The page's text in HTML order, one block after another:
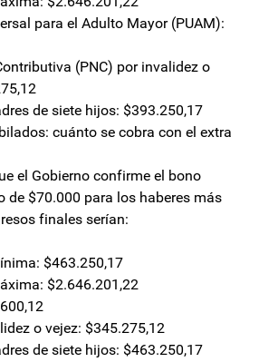
para el Adulto Mayor (PUAM):
(PNC) por invalidez o
de siete hijos: $393.250,17
cuánto se cobra con el extra
el Gobierno confirme el bono
de $70.000 para los haberes más
finales serían:
$463.250,17
$2.646.201,22
o vejez: $345.275,12
de siete hijos: $463.250,17